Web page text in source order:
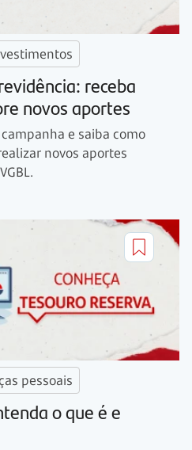
receba
novos aportes
e saiba como
novos aportes
pessoais
o que é e